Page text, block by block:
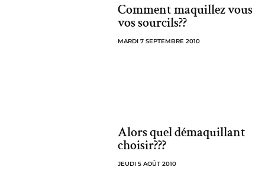
Comment maquillez vous
vos sourcils??
MARDI 7 SEPTEMBRE 2010
Alors quel démaquillant
choisir???
JEUDI 5 AOÛT 2010